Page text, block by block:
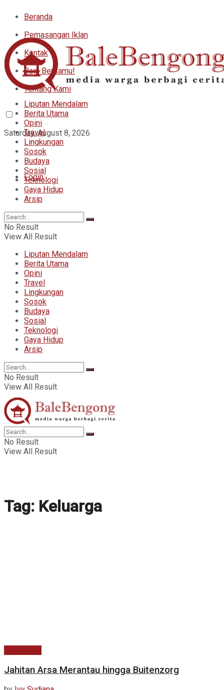
Beranda
Pemasangan Iklan
Kontak
Bagi Beritamu!
Tentang Kami
Saturday, August 8, 2026
Login
Liputan Mendalam
Berita Utama
Opini
Travel
Lingkungan
Sosok
Budaya
Sosial
Teknologi
Gaya Hidup
Arsip
No Result
View All Result
Liputan Mendalam
Berita Utama
Opini
Travel
Lingkungan
Sosok
Budaya
Sosial
Teknologi
Gaya Hidup
Arsip
No Result
View All Result
No Result
View All Result
Tag: Keluarga
Jahitan Arsa Merantau hingga Buitenzorg